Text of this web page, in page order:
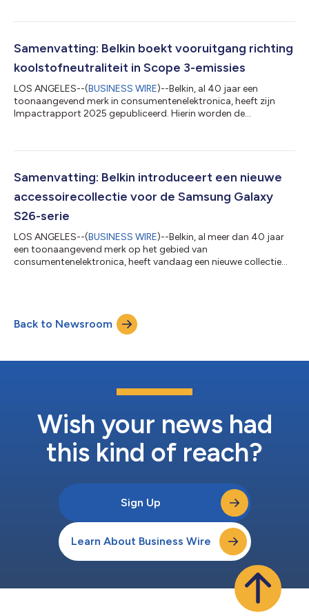
Gaming reistas voor de Nintendo Switch 2. Na de introductie
bouwen de nieuwe accessoires voort op Belkins groeiende
gamingportfolio, met meer mogelijkheden voor gamer...
Samenvatting: Belkin boekt vooruitgang richting
koolstofneutraliteit in Scope 3-emissies
LOS ANGELES--(BUSINESS WIRE)--Belkin, al 40 jaar een
toonaangevend merk in consumentenelektronica, heeft zijn
Impactrapport 2025 gepubliceerd. Hierin worden de
2025 koolstofneutraal te zijn geworden voor Scope 1- en
voor Scope 3 door middel van verbeterde levenscyclusanalyses
en een betere gegevensverzameling over le...
Samenvatting: Belkin introduceert een nieuwe
accessoirecollectie voor de Samsung Galaxy
S26-serie
LOS ANGELES--(BUSINESS WIRE)--Belkin, al meer dan 40 jaar
een toonaangevend merk op het gebied van
consumentenelektronica, heeft vandaag een nieuwe collectie
geavanceerde schermbescherming voor ultrasone
vingerafdruksensoren en displays van de volgende generatie: elk
product in de collectie is ontwikkeld om te voldoen aan de eisen
Back to Newsroom
Wish your news had
this kind of reach?
Sign Up
Learn About Business Wire